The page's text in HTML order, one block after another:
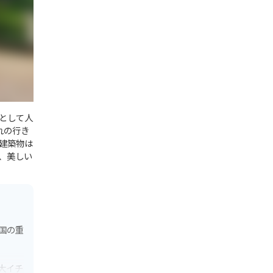
して人
の行き
築物は
美しい
の重
イチ